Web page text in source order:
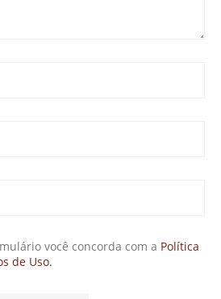
você concorda com a Política
de Uso.